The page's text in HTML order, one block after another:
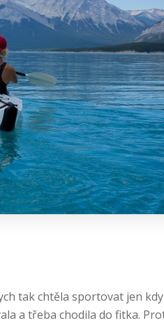
tak chtěla sportovat jen
a třeba chodila do fitka.